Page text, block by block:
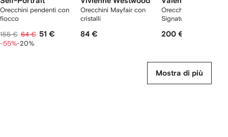
Orecchini pendenti con
fiocco
155 € 64 € 51 €
-55%-20%
Orecchini Mayfair con
cristalli
84 €
Orecchini VLogo
Signature con cristalli
200 €
Mostra di più